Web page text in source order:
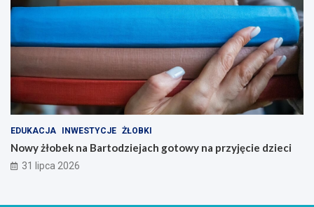
EDUKACJA INWESTYCJE ŻŁOBKI
Nowy żłobek na Bartodziejach gotowy na przyjęcie dzieci
31 lipca 2026